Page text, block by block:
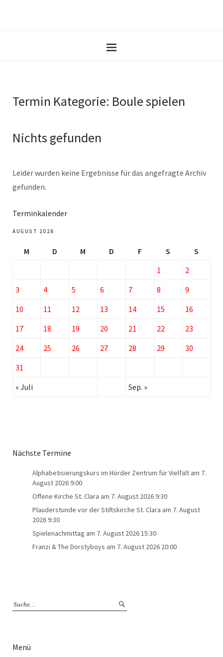
Termin Kategorie: Boule spielen
Nichts gefunden
Leider wurden keine Ergebnisse für das angefragte Archiv
gefunden.
Terminkalender
AUGUST 2026
M D M D F S
S
1
2
3
4 5 6 7 8
9
10
11 12 13 14 15
16
17
18 19 20 21 22
23
24
25 26 27 28 29
30
31
« Juli
Sep. »
Nächste Termine
Alphabetisierungskurs im Hörder Zentrum für Vielfalt am 7.
August 2026 9:00
Offene Kirche St. Clara am 7. August 2026 9:30
Plauderstunde vor der Stiftskirche St. Clara am 7. August
2026 9:30
Spielenachmittag am 7. August 2026 15:30
Franzi & The Dorstyboys am 7. August 2026 20:00
Menü